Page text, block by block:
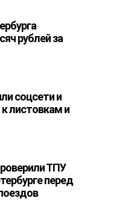
рублей за
соцсети и
листовкам и
ТПУ
перед